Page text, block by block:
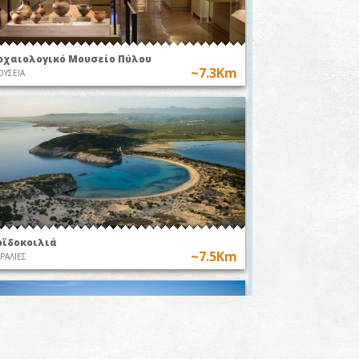
Μουσείο Πύλου
~7.3Km
~7.5Km